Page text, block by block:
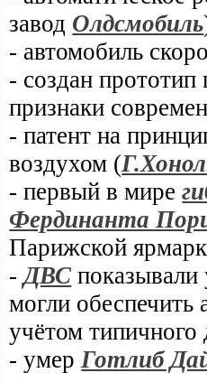
завод Олдсмобиль
- автомобиль
- создан прототип
признаки
- патент на
воздухом (
- первый в мире
Фердинанта
Парижской
-ДВСпоказывали
могли обеспечить
учётом типичного
- умерГотлиб